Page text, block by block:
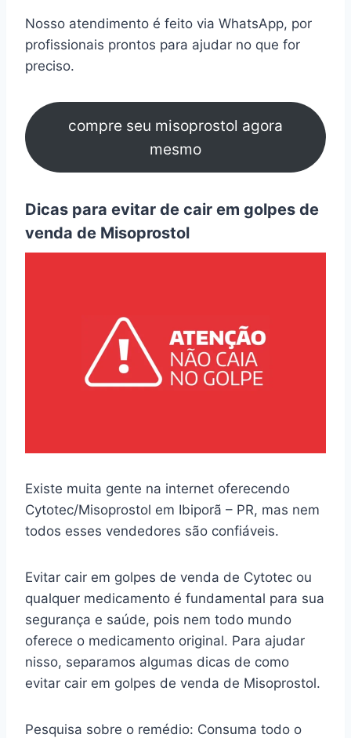
Nosso atendimento é feito via WhatsApp, por
profissionais prontos para ajudar no que for
preciso.
compre seu misoprostol agora
mesmo
Dicas para evitar de cair em golpes de
venda de Misoprostol
Existe muita gente na internet oferecendo
Cytotec/Misoprostol em Ibiporã – PR, mas nem
todos esses vendedores são confiáveis.
Evitar cair em golpes de venda de Cytotec ou
qualquer medicamento é fundamental para sua
segurança e saúde, pois nem todo mundo
oferece o medicamento original. Para ajudar
nisso, separamos algumas dicas de como
evitar cair em golpes de venda de Misoprostol.
Pesquisa sobre o remédio: Consuma todo o